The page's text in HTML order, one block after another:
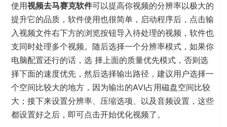
使用视频去马赛克软件可以提高你视频的分辨率以极大的
提升它的品质，软件使用也很简单，启动程序后，点击输
入视频文件右下方的浏览按钮导入待处理的视频，软件也
支同时处理多个视频。随后选择一个分辨率模式，如果你
电脑配置还行的话，选 择上面的质量优先模式，否则选
择下面的速度优先，然后选择输出路径，建议用户选择一
个空间比较大的地方，因为输出的AVI占用磁盘空间比较
大；接下来设置分辨率、压缩选项、以及音频设置，这些
都设置好之后，即可点击开始优化视频了。